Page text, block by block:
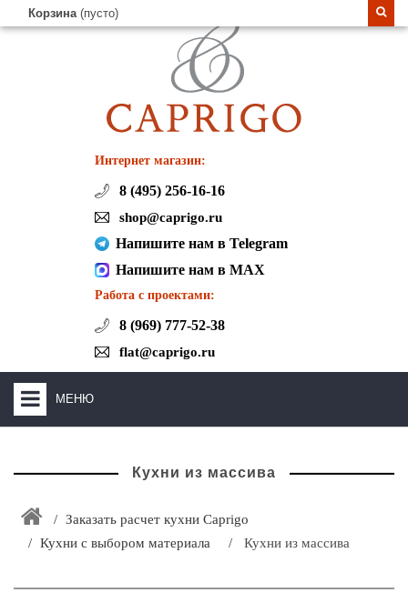
Корзина (пусто)
Интернет магазин:
8 (495) 256-16-16
shop@caprigo.ru
Напишите нам в Telegram
Напишите нам в MAX
Работа с проектами:
8 (969) 777-52-38
flat@caprigo.ru
МЕНЮ
+
ЗАКАЗАТЬ РАСЧЕТ КУХНИ CAPRIGO
ИНТЕРЬЕРНАЯ МЕБЕЛЬ
КАТАЛОГ МЕБЕЛИ ДЛЯ ВАННОЙ КОМНАТЫ
+
САНТЕХНИКА
Кухни из массива
Заказать расчет кухни Caprigo
Кухни с выбором материала
Кухни из массива